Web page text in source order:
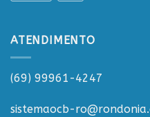
ATENDIMENTO
(69) 99961-4247
sistemaocb-